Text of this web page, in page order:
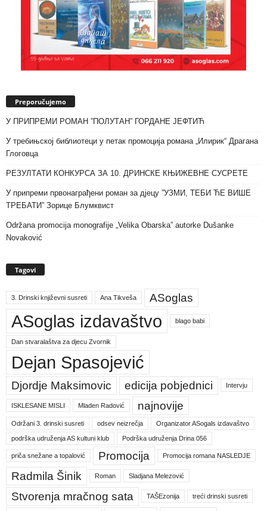
Preporučujemo
У ПРИПРЕМИ РОМАН ”ПОЛУТАН” ГОРДАНЕ ЈЕФТИЋ
У требињској библиотеци у петак промоција романа „Илирик“ Драгана
Глоговца
РЕЗУЛТАТИ КОНКУРСА ЗА 10. ДРИНСКЕ КЊИЖЕВНЕ СУСРЕТЕ
У припреми првонаграђени роман за дјецу ”УЗМИ, ТЕБИ ЋЕ ВИШЕ
ТРЕБАТИ” Зорице Блумквист
Održana promocija monografije „Velika Obarska” autorke Dušanke
Novaković
Tagovi
3. Drinski književni susreti Ana Tikveša ASoglas
ASoglas izdavaštvo blago babi
Dan stvaralaštva za djecu Zvornik
Dejan Spasojević
Djordje Maksimovic edicija pobjednici Intervju
ISKLESANE MISLI Mladen Radović najnovije
Održani 3. drinski susreti odsev neizrečja Organizator ASogals izdavaštvo
podrška udruženja AS kultuni klub Podrška udruženja Drina 056
priča snežane a topalović Promocija Promocija romana NASLEDJE
Radmila Šinik Roman Sladjana Melezović
Stvorenja mračnog sata TAŠEzonija treći drinski susreti